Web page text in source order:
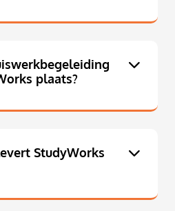
plaats?
StudyWorks